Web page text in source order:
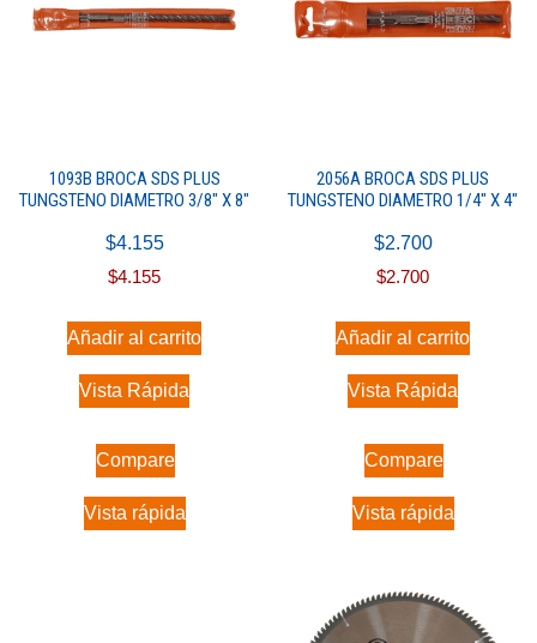
1093B BROCA SDS PLUS
TUNGSTENO DIAMETRO 3/8″ X 8″
$4.155
$4.155
Añadir al carrito
Vista Rápida
Compare
Vista rápida
2056A BROCA SDS PLUS
TUNGSTENO DIAMETRO 1/4″ X 4″
$2.700
$2.700
Añadir al carrito
Vista Rápida
Compare
Vista rápida